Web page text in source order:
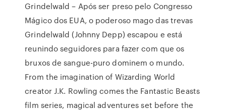
Grindelwald – Após ser preso pelo Congresso
Mágico dos EUA, o poderoso mago das trevas
Grindelwald (Johnny Depp) escapou e está
reunindo seguidores para fazer com que os
bruxos de sangue-puro dominem o mundo.
From the imagination of Wizarding World
creator J.K. Rowling comes the Fantastic Beasts
film series, magical adventures set before the